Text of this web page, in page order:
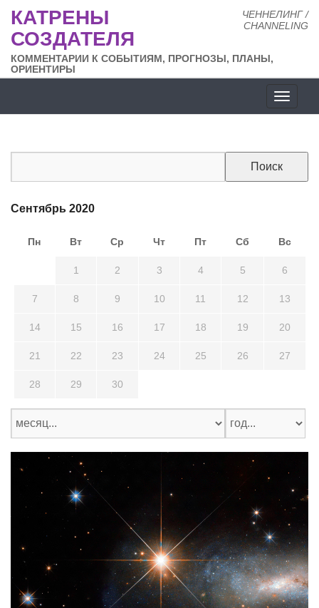
ЧЕННЕЛИНГ /
CHANNELING
КАТРЕНЫ
СОЗДАТЕЛЯ
КОММЕНТАРИИ К СОБЫТИЯМ, ПРОГНОЗЫ, ПЛАНЫ,
ОРИЕНТИРЫ
сайта
Сентябрь 2020
Пн Вт Ср Чт Пт Сб Вс
1 2 3 4 5 6
7 8 9 10 11 12 13
14 15 16 17 18 19 20
21 22 23 24 25 26 27
28 29 30